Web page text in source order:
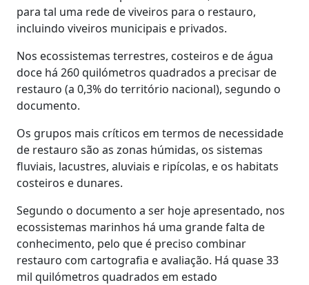
para tal uma rede de viveiros para o restauro,
incluindo viveiros municipais e privados.
Nos ecossistemas terrestres, costeiros e de água
doce há 260 quilómetros quadrados a precisar de
restauro (a 0,3% do território nacional), segundo o
documento.
Os grupos mais críticos em termos de necessidade
de restauro são as zonas húmidas, os sistemas
fluviais, lacustres, aluviais e ripícolas, e os habitats
costeiros e dunares.
Segundo o documento a ser hoje apresentado, nos
ecossistemas marinhos há uma grande falta de
conhecimento, pelo que é preciso combinar
restauro com cartografia e avaliação. Há quase 33
mil quilómetros quadrados em estado